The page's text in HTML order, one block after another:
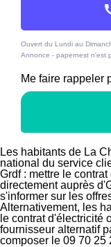
Ouvert du Lundi au
Annonce - papernest n'est
Me faire rappeler
Les habitants de La
national du service
Grdf : mettre le
directement auprès
s'informer sur les
Alternativement, les
le contrat d'électricité
fournisseur alternatif
composer le 09 70 25